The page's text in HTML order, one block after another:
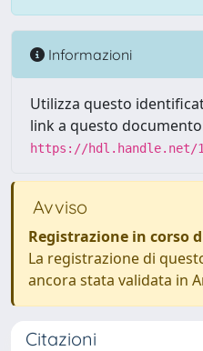
Informazioni
Utilizza questo
link a questo
https://hdl.handle.net/
Avviso
Registrazione in corso
La registrazione di
ancora stata validata in
Citazioni